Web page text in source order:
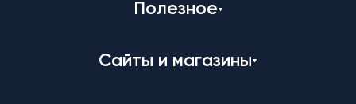
Полезное
Сайты и магазины